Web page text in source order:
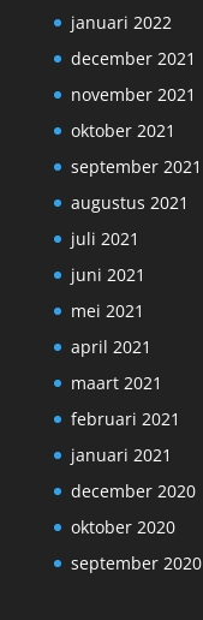
januari 2022
december 2021
november 2021
oktober 2021
september 2021
augustus 2021
juli 2021
juni 2021
mei 2021
april 2021
maart 2021
februari 2021
januari 2021
december 2020
oktober 2020
september 2020